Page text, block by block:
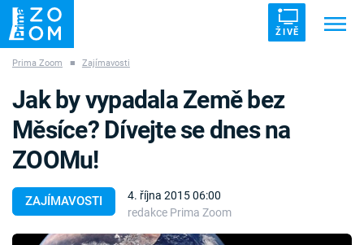
ŽIVĚ
ZÁHADY VETŘELCI DÁVNOVĚKU
Témata
Prima Zoom ■ Zajímavosti
ZAJÍMAVOSTI
4. října 2015 06:00
redakce Prima Zoom
Jak by vypadala Země bez
Měsíce? Dívejte se dnes na
ZOOMu!